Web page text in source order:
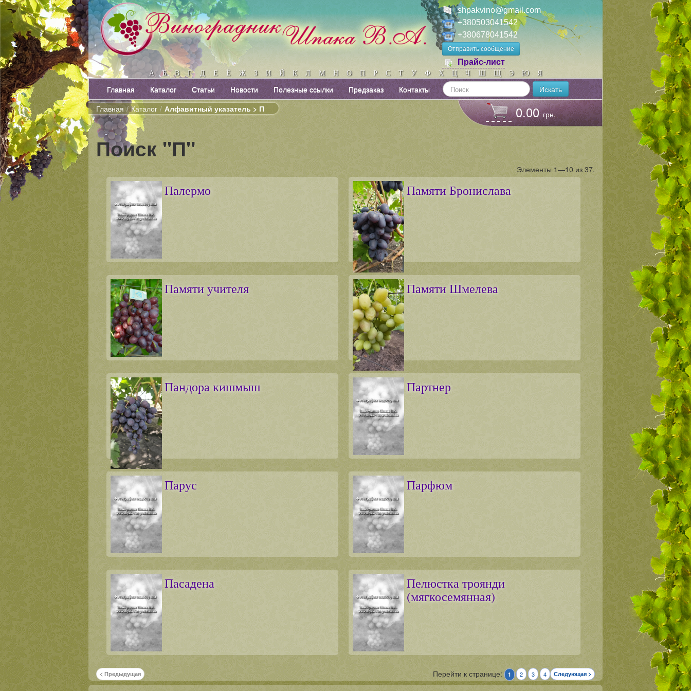
shpakvino@gmail.com
+380503041542
+380678041542
Отправить сообщение
Прайс-лист
А Б В Г Д Е Ё Ж З И Й К Л М Н О П Р С Т У Ф Х Ц Ч Ш Щ Э Ю Я
Главная Каталог Статьи Новости Полезные ссылки Предзаказ Контакты
Искать
Главная / Каталог / Алфавитный указатель > П 0.00грн.
Поиск "П"
Элементы 1—10 из 37.
Палермо Памяти Бронислава
Памяти учителя Памяти Шмелева
Пандора кишмыш Партнер
Парус Парфюм
Пасадена
Пелюстка троянди
(мягкосемянная)
Перейти к странице:
< Предыдущая 1 2 3 4 Следующая >